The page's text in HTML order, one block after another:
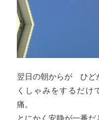
翌日の朝からが ひど
くしゃみをするだけ
痛。